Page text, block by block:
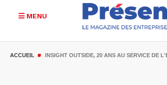
MENU
ACCUEIL INSIGHT OUTSIDE, 20 ANS AU SERVICE DE